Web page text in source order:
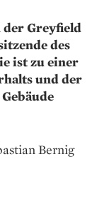
der Greyfield
des
ist zu einer
und der
Bernig